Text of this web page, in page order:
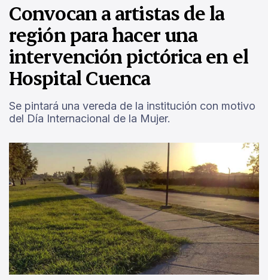
Convocan a artistas de la
región para hacer una
intervención pictórica en el
Hospital Cuenca
Se pintará una vereda de la institución con motivo
del Día Internacional de la Mujer.